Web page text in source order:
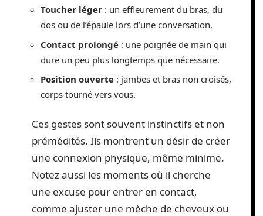
Toucher léger : un effleurement du bras, du
dos ou de l’épaule lors d’une conversation.
Contact prolongé : une poignée de main qui
dure un peu plus longtemps que nécessaire.
Position ouverte : jambes et bras non croisés,
corps tourné vers vous.
Ces gestes sont souvent instinctifs et non
prémédités. Ils montrent un désir de créer
une connexion physique, même minime.
Notez aussi les moments où il cherche
une excuse pour entrer en contact,
comme ajuster une mèche de cheveux ou